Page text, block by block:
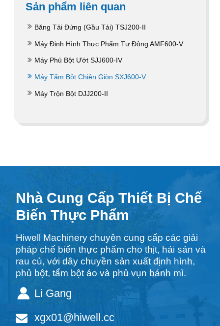
Sản phẩm liên quan
Băng Tải Đứng (Gầu Tải) TSJ200-II
Máy Định Hình Thực Phẩm Tự Động AMF600-V
Máy Phủ Bột Ướt SJJ600-IV
Máy Tẩm Bột Chiên Giòn SXJ600-V
Máy Trộn Bột DJJ200-II
Nhà Cung Cấp Thiết Bị Chế
Biến Thực Phẩm
Hiwell Machinery chuyên cung cấp các giải
pháp chế biến thực phẩm cho thịt, hải sản và
rau củ, với dây chuyền sản xuất định hình,
phủ bột, tẩm bột áo và phủ vụn bánh mì.
Li Gang
xgx01@hiwell.cc